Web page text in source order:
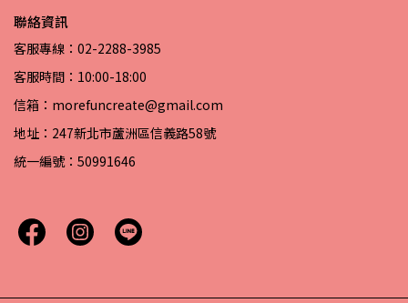
聯絡資訊
客服專線：02-2288-3985
客服時間：10:00-18:00
信箱：morefuncreate@gmail.com
地址：247新北市蘆洲區信義路58號
統一編號：50991646